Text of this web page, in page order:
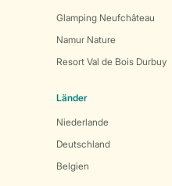
Glamping Neufchâteau
Namur Nature
Resort Val de Bois Durbuy
Länder
Niederlande
Deutschland
Belgien